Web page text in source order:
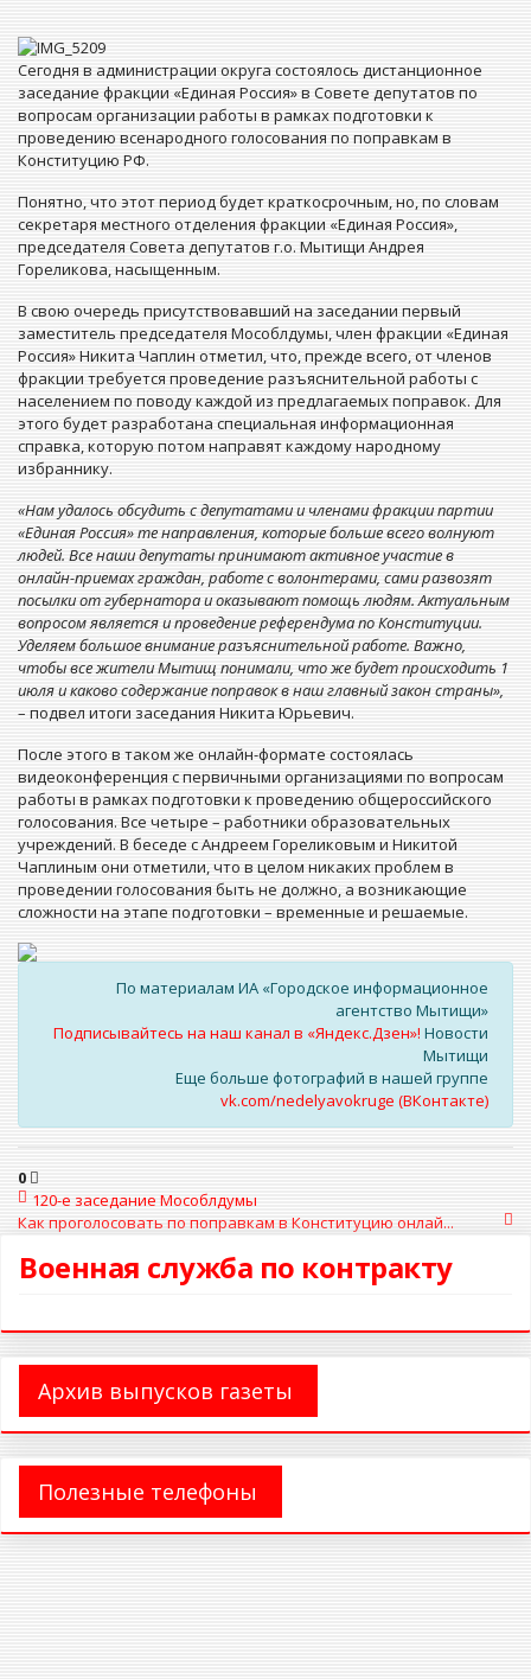
Сегодня в администрации округа состоялось дистанционное
заседание фракции «Единая Россия» в Совете депутатов по
вопросам организации работы в рамках подготовки к
проведению всенародного голосования по поправкам в
Конституцию РФ.
Понятно, что этот период будет краткосрочным, но, по словам
секретаря местного отделения фракции «Единая Россия»,
председателя Совета депутатов г.о. Мытищи Андрея
Гореликова, насыщенным.
В свою очередь присутствовавший на заседании первый
заместитель председателя Мособлдумы, член фракции «Единая
Россия» Никита Чаплин отметил, что, прежде всего, от членов
фракции требуется проведение разъяснительной работы с
населением по поводу каждой из предлагаемых поправок. Для
этого будет разработана специальная информационная
справка, которую потом направят каждому народному
избраннику.
«Нам удалось обсудить с депутатами и членами фракции партии
«Единая Россия» те направления, которые больше всего волнуют
людей. Все наши депутаты принимают активное участие в
онлайн-приемах граждан, работе с волонтерами, сами развозят
посылки от губернатора и оказывают помощь людям. Актуальным
вопросом является и проведение референдума по Конституции.
Уделяем большое внимание разъяснительной работе. Важно,
чтобы все жители Мытищ понимали, что же будет происходить 1
июля и каково содержание поправок в наш главный закон страны»,
– подвел итоги заседания Никита Юрьевич.
После этого в таком же онлайн-формате состоялась
видеоконференция с первичными организациями по вопросам
работы в рамках подготовки к проведению общероссийского
голосования. Все четыре – работники образовательных
учреждений. В беседе с Андреем Гореликовым и Никитой
Чаплиным они отметили, что в целом никаких проблем в
проведении голосования быть не должно, а возникающие
сложности на этапе подготовки – временные и решаемые.
По материалам ИА «Городское информационное
агентство Мытищи»
Подписывайтесь на наш канал в «Яндекс.Дзен»! Новости
Мытищи
Еще больше фотографий в нашей группе
vk.com/nedelyavokruge (ВКонтакте)
0
120-е заседание Мособлдумы
Как проголосовать по поправкам в Конституцию онлай...
Военная служба по контракту
Архив выпусков газеты
Полезные телефоны